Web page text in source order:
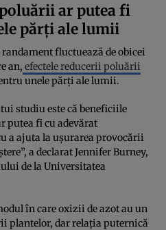
ar putea fi
părți ale lumii
fluctuează de obicei
an, efectele reducerii poluării
unele părți ale lumii.
studiu este că beneficiile
putea fi cu adevărat
a ajuta la ușurarea provocării
a declarat Jennifer Burney,
de la Universitatea
în care oxizii de azot au un
plantelor, dar relația puternică